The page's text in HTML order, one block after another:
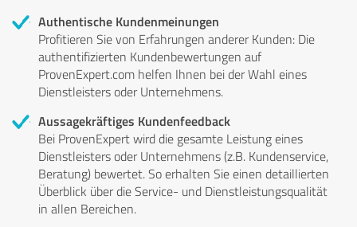
Authentische Kundenmeinungen
Profitieren Sie von Erfahrungen anderer Kunden: Die
authentifizierten Kundenbewertungen auf
ProvenExpert.com helfen Ihnen bei der Wahl eines
Dienstleisters oder Unternehmens.
Aussagekräftiges Kundenfeedback
Bei ProvenExpert wird die gesamte Leistung eines
Dienstleisters oder Unternehmens (z.B. Kundenservice,
Beratung) bewertet. So erhalten Sie einen detaillierten
Überblick über die Service- und Dienstleistungsqualität
in allen Bereichen.